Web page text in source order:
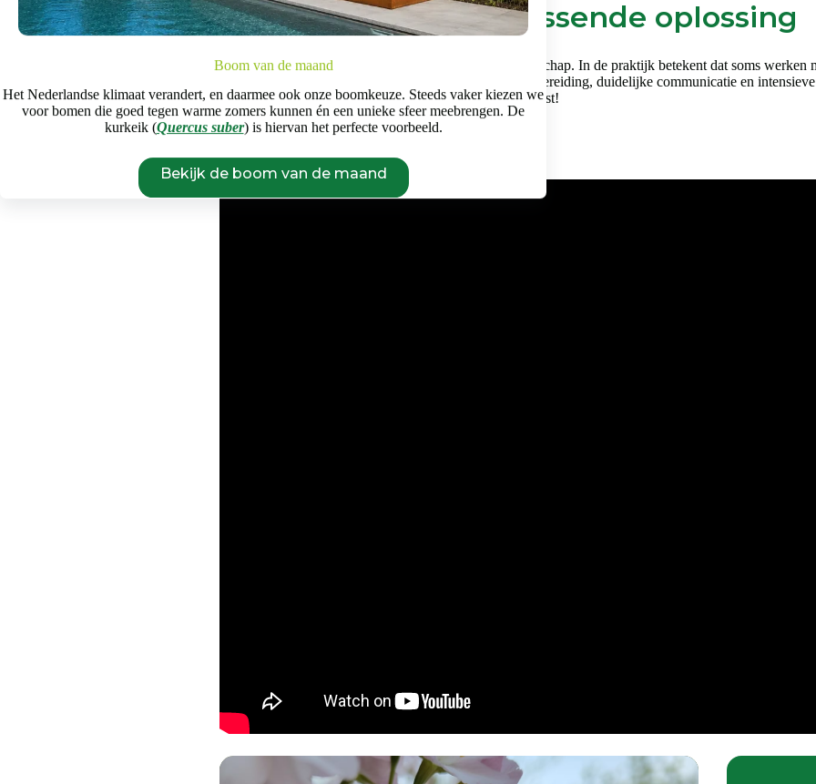
Boom van de maand
Het Nederlandse klimaat verandert, en daarmee ook onze boomkeuze. Steeds vaker kiezen we
voor bomen die goed tegen warme zomers kunnen én een unieke sfeer meebrengen. De
kurkeik (Quercus suber) is hiervan het perfecte voorbeeld.
Bekijk de boom van de maand
Voor iedereen een passende oplossing
Grote, volwassen bomen aanplanten vraagt om vakmanschap. In de praktijk betekent dat soms werken
zoals smalle straten in stedelijk gebied. Een goede voorbereiding, duidelijke communicatie en
proces in zijn werk gaat? Dat zie je in het filmpje hiernaast!